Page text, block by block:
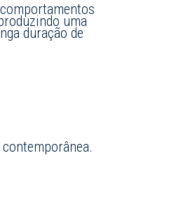
uma
duração de